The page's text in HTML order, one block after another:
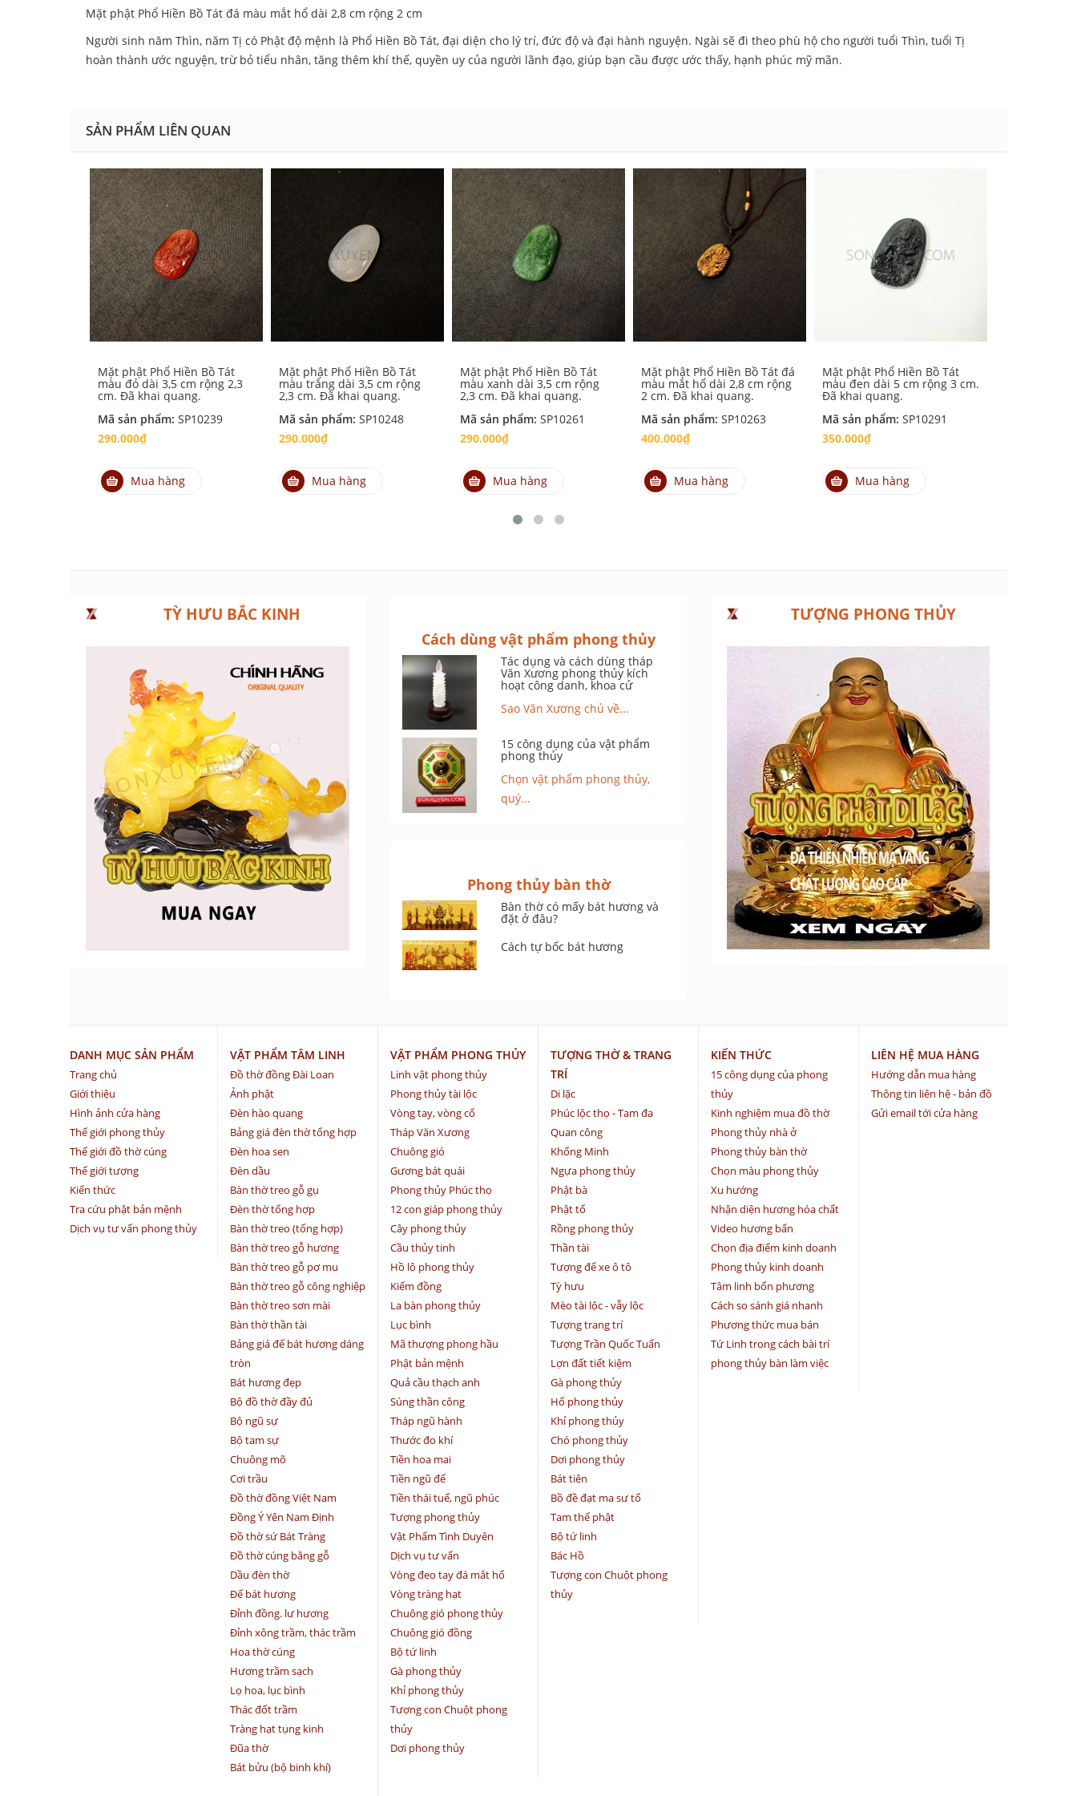
Mặt phật Phổ Hiền Bồ Tát đá màu mắt hổ dài 2,8 cm rộng 2 cm
Người sinh năm Thìn, năm Tị có Phật độ mệnh là Phổ Hiền Bồ Tát, đại diện cho lý trí, đức độ và đại hành nguyện. Ngài sẽ đi theo phù hộ cho người tuổi Thìn, tuổi Tị
hoàn thành ước nguyện, trừ bỏ tiểu nhân, tăng thêm khí thế, quyền uy của người lãnh đạo, giúp bạn cầu được ước thấy, hạnh phúc mỹ mãn.
SẢN PHẨM LIÊN QUAN
Mặt phật Phổ Hiền Bồ Tát
màu đỏ dài 3,5 cm rộng 2,3
cm. Đã khai quang.
Mã sản phẩm: SP10239
290.000₫
Mua hàng
Mặt phật Phổ Hiền Bồ Tát
màu trắng dài 3,5 cm rộng
2,3 cm. Đã khai quang.
Mã sản phẩm: SP10248
290.000₫
Mua hàng
Mặt phật Phổ Hiền Bồ Tát
màu xanh dài 3,5 cm rộng
2,3 cm. Đã khai quang.
Mã sản phẩm: SP10261
290.000₫
Mua hàng
Mặt phật Phổ Hiền Bồ Tát đá
màu mắt hổ dài 2,8 cm rộng
2 cm. Đã khai quang.
Mã sản phẩm: SP10263
400.000₫
Mua hàng
Mặt phật Phổ Hiền Bồ Tát
màu đen dài 5 cm rộng 3 cm.
Đã khai quang.
Mã sản phẩm: SP10291
350.000₫
Mua hàng
TỲ HƯU BẮC KINH
Cách dùng vật phẩm phong thủy
Tác dụng và cách dùng tháp
Văn Xương phong thủy kích
hoạt công danh, khoa cử
Sao Văn Xương chủ về...
15 công dụng của vật phẩm
phong thủy
Chọn vật phẩm phong thủy,
quý...
Phong thủy bàn thờ
Bàn thờ có mấy bát hương và
đặt ở đâu?
Cách tự bốc bát hương
TƯỢNG PHONG THỦY
DANH MỤC SẢN PHẨM
Trang chủ
Giới thiệu
Hình ảnh cửa hàng
Thế giới phong thủy
Thế giới đồ thờ cúng
Thế giới tượng
Kiến thức
Tra cứu phật bản mệnh
Dịch vụ tư vấn phong thủy
VẬT PHẨM TÂM LINH
Đồ thờ đồng Đài Loan
Ảnh phật
Đèn hào quang
Bảng giá đèn thờ tổng hợp
Đèn hoa sen
Đèn dầu
Bàn thờ treo gỗ gụ
Đèn thờ tổng hợp
Bàn thờ treo (tổng hợp)
Bàn thờ treo gỗ hương
Bàn thờ treo gỗ pơ mu
Bàn thờ treo gỗ công nghiệp
Bàn thờ treo sơn mài
Bàn thờ thần tài
Bảng giá đế bát hương dáng
tròn
Bát hương đẹp
Bộ đồ thờ đầy đủ
Bộ ngũ sự
Bộ tam sự
Chuông mõ
Cơi trầu
Đồ thờ đồng Việt Nam
Đồng Ý Yên Nam Định
Đồ thờ sứ Bát Tràng
Đồ thờ cúng bằng gỗ
Dầu đèn thờ
Đế bát hương
Đỉnh đồng. lư hương
Đỉnh xông trầm, thác trầm
Hoa thờ cúng
Hương trầm sạch
Lọ hoa, lục bình
Thác đốt trầm
Tràng hạt tụng kinh
Đũa thờ
Bát bửu (bộ binh khí)
VẬT PHẨM PHONG THỦY
Linh vật phong thủy
Phong thủy tài lộc
Vòng tay, vòng cổ
Tháp Văn Xương
Chuông gió
Gương bát quái
Phong thủy Phúc thọ
12 con giáp phong thủy
Cây phong thủy
Cầu thủy tinh
Hồ lô phong thủy
Kiếm đồng
La bàn phong thủy
Lục bình
Mã thượng phong hầu
Phật bản mệnh
Quả cầu thạch anh
Súng thần công
Tháp ngũ hành
Thước đo khí
Tiền hoa mai
Tiền ngũ đế
Tiền thái tuế, ngũ phúc
Tượng phong thủy
Vật Phẩm Tình Duyên
Dịch vụ tư vấn
Vòng đeo tay đá mắt hổ
Vòng tràng hạt
Chuông gió phong thủy
Chuông gió đồng
Bộ tứ linh
Gà phong thủy
Khỉ phong thủy
Tượng con Chuột phong
thủy
Dơi phong thủy
TƯỢNG THỜ & TRANG
TRÍ
Di lặc
Phúc lộc thọ - Tam đa
Quan công
Khổng Minh
Ngựa phong thủy
Phật bà
Phật tổ
Rồng phong thủy
Thần tài
Tượng để xe ô tô
Tỳ hưu
Mèo tài lộc - vẫy lộc
Tượng trang trí
Tượng Trần Quốc Tuấn
Lợn đất tiết kiệm
Gà phong thủy
Hổ phong thủy
Khỉ phong thủy
Chó phong thủy
Dơi phong thủy
Bát tiên
Bồ đề đạt ma sư tổ
Tam thế phật
Bộ tứ linh
Bác Hồ
Tượng con Chuột phong
thủy
KIẾN THỨC
15 công dụng của phong
thủy
Kinh nghiệm mua đồ thờ
Phong thủy nhà ở
Phong thủy bàn thờ
Chọn màu phong thủy
Xu hướng
Nhận diện hương hóa chất
Video hương bẩn
Chọn địa điểm kinh doanh
Phong thủy kinh doanh
Tâm linh bốn phương
Cách so sánh giá nhanh
Phương thức mua bán
Tứ Linh trong cách bài trí
phong thủy bàn làm việc
LIÊN HỆ MUA HÀNG
Hướng dẫn mua hàng
Thông tin liên hệ - bản đồ
Gửi email tới cửa hàng